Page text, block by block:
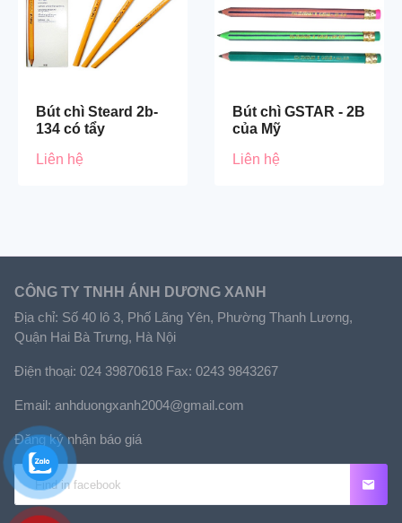
Bút chì Steard 2b-
134 có tẩy
Liên hệ
Bút chì GSTAR - 2B
của Mỹ
Liên hệ
CÔNG TY TNHH ÁNH DƯƠNG XANH
Địa chỉ: Số 40 lô 3, Phố Lãng Yên, Phường Thanh Lương,
Quận Hai Bà Trưng, Hà Nội
Điện thoại: 024 39870618 Fax: 0243 9843267
Email: anhduongxanh2004@gmail.com
Đăng ký nhận báo giá